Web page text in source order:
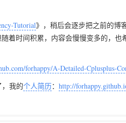
Tutorial》，稍后会逐步把之前的博
着时间积累，内容会慢慢变多的，也
forhappy/A-Detailed-Cplusplus-
我的个人简历： http://